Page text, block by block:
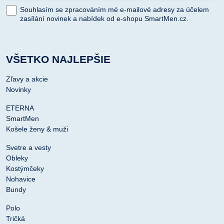
Souhlasím se zpracováním mé e-mailové adresy za účelem
zasílání novinek a nabídek od e-shopu SmartMen.cz.
VŠETKO NAJLEPŠIE
Zľavy a akcie
Novinky
ETERNA
SmartMen
Košele ženy & muži
Svetre a vesty
Obleky
Kostýmčeky
Nohavice
Bundy
Polo
Tričká